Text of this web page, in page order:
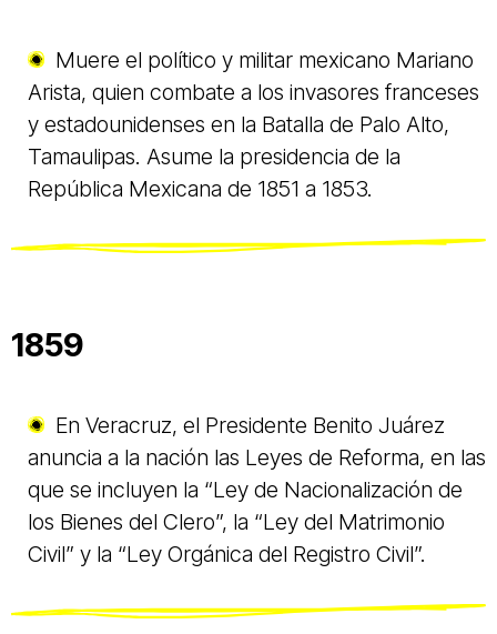
Muere el político y militar mexicano Mariano
Arista, quien combate a los invasores franceses
y estadounidenses en la Batalla de Palo Alto,
Tamaulipas. Asume la presidencia de la
República Mexicana de 1851 a 1853.
1859
En Veracruz, el Presidente Benito Juárez
anuncia a la nación las Leyes de Reforma, en las
que se incluyen la “Ley de Nacionalización de
los Bienes del Clero”, la “Ley del Matrimonio
Civil” y la “Ley Orgánica del Registro Civil”.